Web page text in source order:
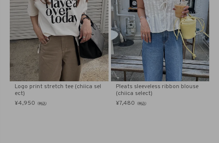
Logo print stretch tee (chiica sel
ect)
¥4,950 （税込）
Pleats sleeveless ribbon blouse
(chiica select)
¥7,480 （税込）